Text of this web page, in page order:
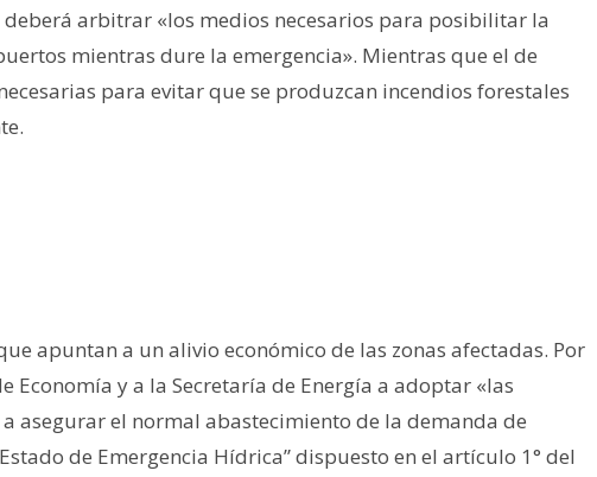
arbitrar «los medios necesarios para posibilitar la
mientras dure la emergencia». Mientras que el de
para evitar que se produzcan incendios forestales
apuntan a un alivio económico de las zonas afectadas. Por
Economía y a la Secretaría de Energía a adoptar «las
asegurar el normal abastecimiento de la demanda de
de Emergencia Hídrica” dispuesto en el artículo 1° del